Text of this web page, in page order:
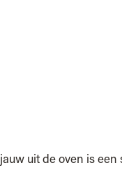
uit de oven is